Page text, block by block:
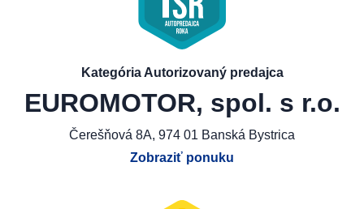
Kategória Autorizovaný predajca
EUROMOTOR, spol. s r.o.
Čerešňová 8A, 974 01 Banská Bystrica
Zobraziť ponuku